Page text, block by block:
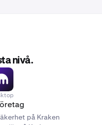
nivå.
på Kraken